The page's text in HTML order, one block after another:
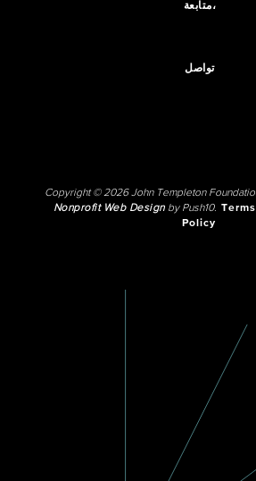
متابعة،
تواصل
Copyright © 2026 John Templeton
Nonprofit Web Designby Push10.
Policy